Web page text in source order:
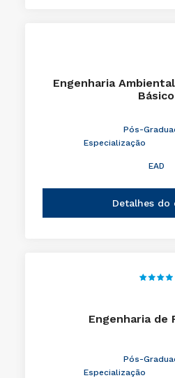
Engenharia
Básico
Pós-
Especialização
EAD
Detalhes do
Engenharia de
Pós-
Especialização